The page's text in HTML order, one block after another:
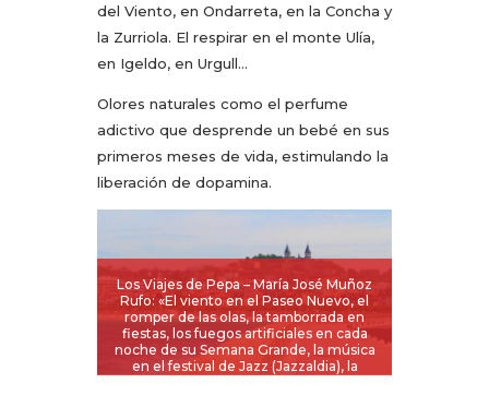
del Viento, en Ondarreta, en la Concha y
la Zurriola. El respirar en el monte Ulía,
en Igeldo, en Urgull…
Olores naturales como el perfume
adictivo que desprende un bebé en sus
primeros meses de vida, estimulando la
liberación de dopamina.
Los Viajes de Pepa – María José Muñoz
Rufo: «El viento en el Paseo Nuevo, el
romper de las olas, la tamborrada en
fiestas, los fuegos artificiales en cada
noche de su Semana Grande, la música
en el festival de Jazz (Jazzaldia), la